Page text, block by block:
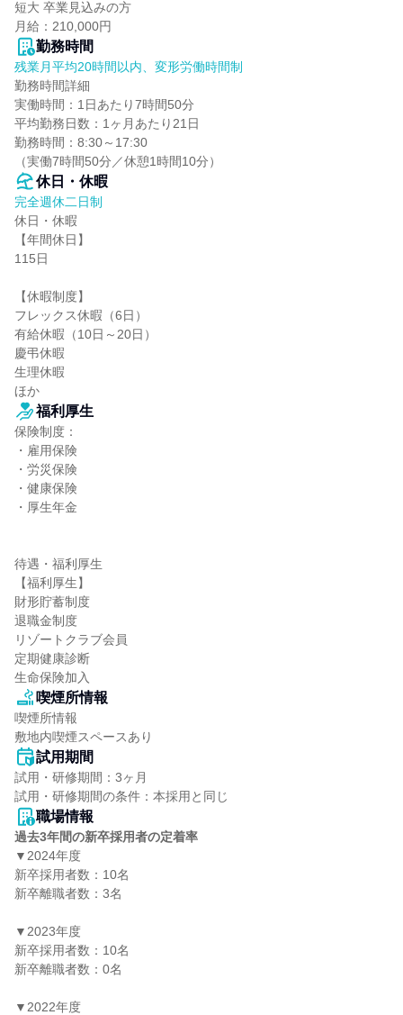
短大 卒業見込みの方
月給：210,000円
勤務時間
残業月平均20時間以内、変形労働時間制
勤務時間詳細
実働時間：1日あたり7時間50分
平均勤務日数：1ヶ月あたり21日
勤務時間：8:30～17:30
（実働7時間50分／休憩1時間10分）
休日・休暇
完全週休二日制
休日・休暇
【年間休日】
115日
【休暇制度】
フレックス休暇（6日）
有給休暇（10日～20日）
慶弔休暇
生理休暇
ほか
福利厚生
保険制度：
・雇用保険
・労災保険
・健康保険
・厚生年金
待遇・福利厚生
【福利厚生】
財形貯蓄制度
退職金制度
リゾートクラブ会員
定期健康診断
生命保険加入
喫煙所情報
喫煙所情報
敷地内喫煙スペースあり
試用期間
試用・研修期間：3ヶ月
職場情報
過去3年間の新卒採用者の定着率
▼2024年度
新卒採用者数：10名
新卒離職者数：3名
▼2023年度
新卒採用者数：10名
新卒離職者数：0名
▼2022年度